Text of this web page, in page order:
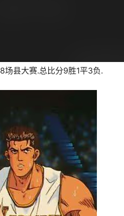
场县大赛.总比分9胜1平3负.